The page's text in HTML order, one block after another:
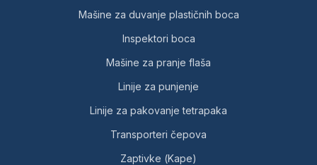
Mašine za duvanje plastičnih boca
Inspektori boca
Mašine za pranje flaša
Linije za punjenje
Linije za pakovanje tetrapaka
Transporteri čepova
Zaptivke (Kape)